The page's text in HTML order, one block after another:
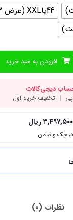
44یاXXL (عرض 53 سانت)
افزودن به سبد خرید
۳,۴۹۷,۵۰۰ریال
نظرات (0)